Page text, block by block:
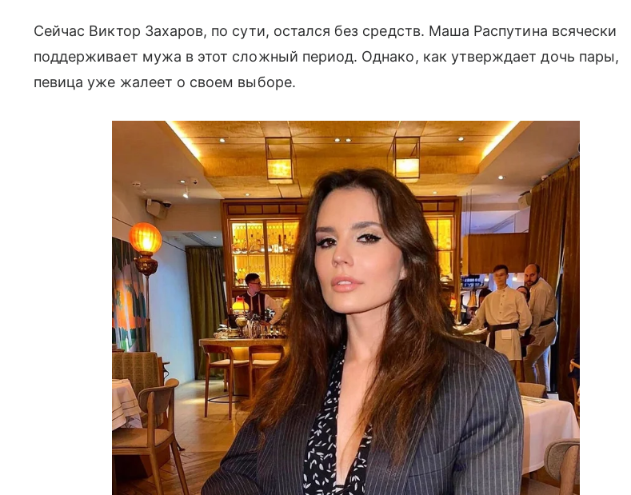
Сейчас Виктор Захаров, по сути, остался без средств. Маша Распутина всячески
поддерживает мужа в этот сложный период. Однако, как утверждает дочь пары,
певица уже жалеет о своем выборе.